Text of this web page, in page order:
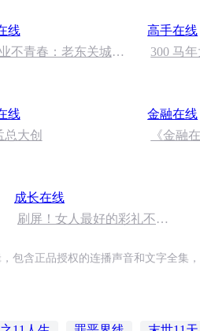
线
不青春：老东关城门
高手在线
300 马
线
总大创
金融在线
《金融
成长在线
刷屏！女人最好的彩礼不是
字……| 小青
包含正品授权的连播声音和文字全集